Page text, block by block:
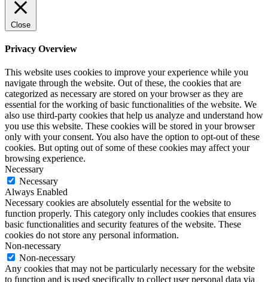
Close
Privacy Overview
This website uses cookies to improve your experience while you
navigate through the website. Out of these, the cookies that are
categorized as necessary are stored on your browser as they are
essential for the working of basic functionalities of the website. We
also use third-party cookies that help us analyze and understand how
you use this website. These cookies will be stored in your browser
only with your consent. You also have the option to opt-out of these
cookies. But opting out of some of these cookies may affect your
browsing experience.
Necessary
Necessary
Always Enabled
Necessary cookies are absolutely essential for the website to
function properly. This category only includes cookies that ensures
basic functionalities and security features of the website. These
cookies do not store any personal information.
Non-necessary
Non-necessary
Any cookies that may not be particularly necessary for the website
to function and is used specifically to collect user personal data via